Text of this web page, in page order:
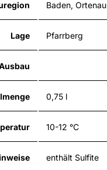
Baden, Ortenau
Lage Pfarrberg
0,75 l
10-12 °C
enthält Sulfite